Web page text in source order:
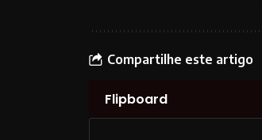
Compartilhe este artigo
Flipboard